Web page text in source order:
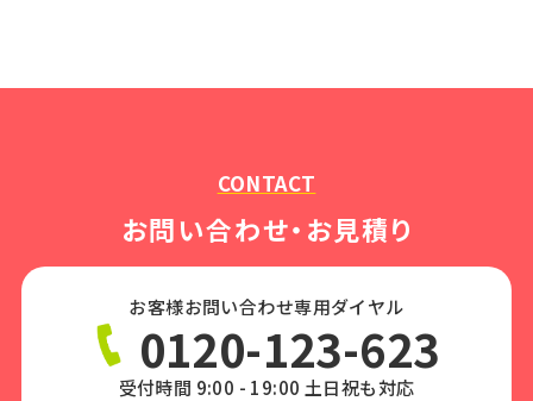
CONTACT
お問い合わせ・お見積り
お客様お問い合わせ専用ダイヤル
0120-123-623
受付時間 9:00 - 19:00 土日祝も対応